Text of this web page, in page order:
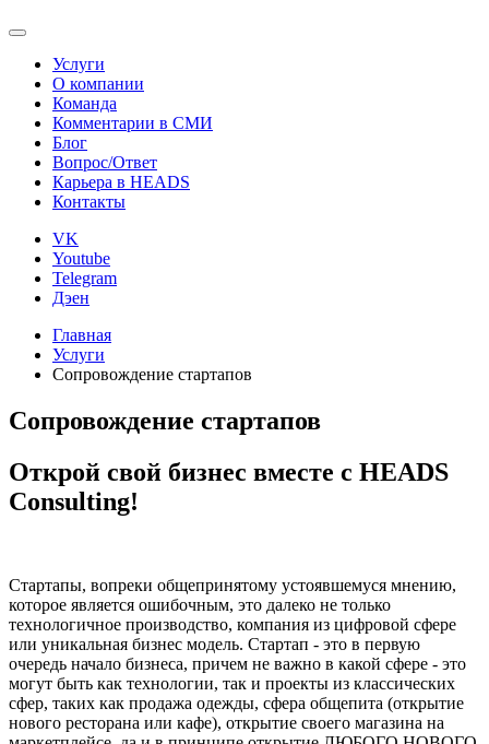
Услуги
О компании
Команда
Комментарии в СМИ
Блог
Вопрос/Ответ
Карьера в HEADS
Контакты
VK
Youtube
Telegram
Дэен
Главная
Услуги
Сопровождение стартапов
Сопровождение стартапов
Открой свой бизнес вместе с HEADS
Consulting!
Стартапы, вопреки общепринятому устоявшемуся мнению,
которое является ошибочным, это далеко не только
технологичное производство, компания из цифровой сфере
или уникальная бизнес модель. Стартап - это в первую
очередь начало бизнеса, причем не важно в какой сфере - это
могут быть как технологии, так и проекты из классических
сфер, таких как продажа одежды, сфера общепита (открытие
нового ресторана или кафе), открытие своего магазина на